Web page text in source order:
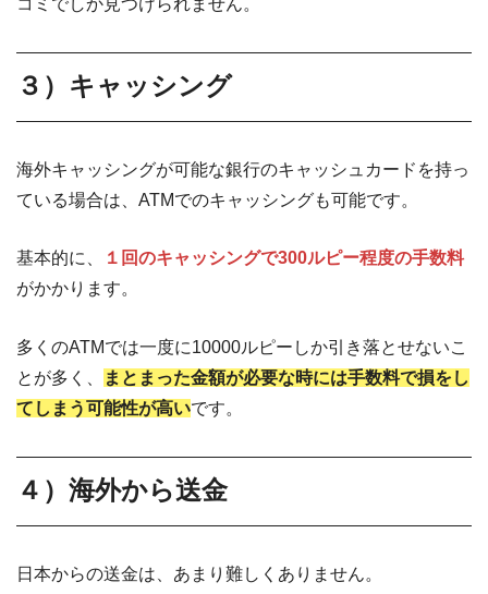
３）キャッシング
海外キャッシングが可能な銀行のキャッシュカードを持っ
ている場合は、ATMでのキャッシングも可能です。
基本的に、
１回のキャッシングで300ルピー程度の手数料
がかかります。
多くのATMでは一度に10000ルピーしか引き落とせないこ
とが多く、
まとまった金額が必要な時には手数料で損をし
てしまう可能性が高いです。
４）海外から送金
日本からの送金は、あまり難しくありません。